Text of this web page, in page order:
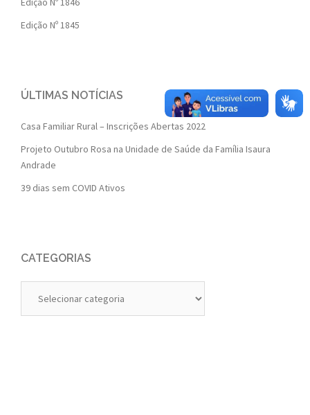
Edição Nº 1845
ÚLTIMAS NOTÍCIAS
Casa Familiar Rural – Inscrições Abertas 2022
Projeto Outubro Rosa na Unidade de Saúde da Família Isaura
Andrade
39 dias sem COVID Ativos
CATEGORIAS